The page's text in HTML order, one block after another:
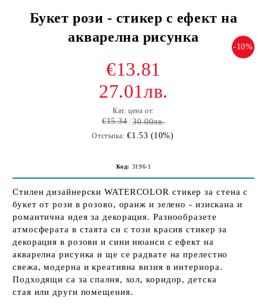
Букет рози - стикер с ефект на
акварелна рисунка
-10%
€13.81
27.01лв.
Кат. цена от:
€15.34 30.00лв.
Отстъпка: €1.53 (10%)
Код: 3196-1
Стилен дизайнерски WATERCOLOR стикер за стена с
букет от рози в розово, оранж и зелено - изискана и
романтична идея за декорация. Разнообразете
атмосферата в стаята си с този красив стикер за
декорация в розови и сини нюанси с ефект на
акварелна рисунка и ще се радвате на прелестно
свежа, модерна и креативна визия в интериора.
Подходящи са за спалня, хол, коридор, детска
стая или други помещения.